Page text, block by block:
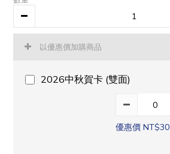
以優惠價加購商品
2026中秋賀卡 (雙面)
優惠價 NT$30